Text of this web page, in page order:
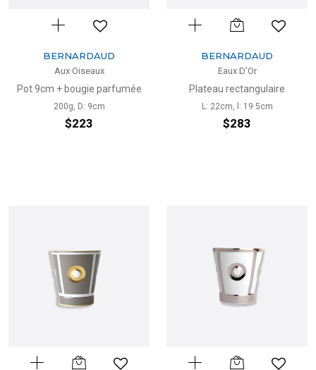
BERNARDAUD
Aux Oiseaux
Pot 9cm + bougie parfumée
200g, D: 9cm
$223
BERNARDAUD
Eaux D’Or
Plateau rectangulaire
L: 22cm, l: 19.5cm
$283